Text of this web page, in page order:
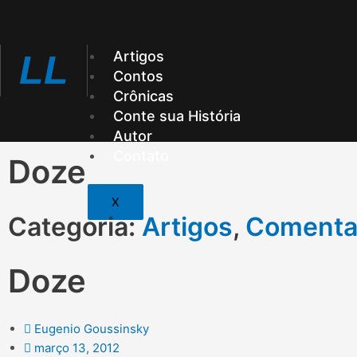
o
conteúdo
LL
Artigos
Contos
Crônicas
Conte sua História
Autor
X
Doze
Categoria:Artigos,
Doze
Eugenio Goussinsky
março 13, 2012